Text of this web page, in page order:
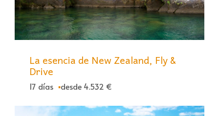
La esencia de New Zealand, Fly &
Drive
17 días desde 4.532 €